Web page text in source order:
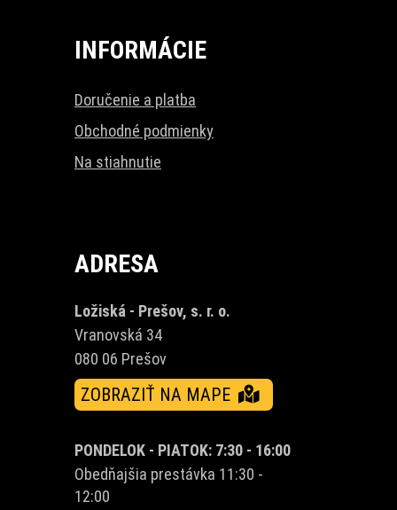
INFORMÁCIE
Doručenie a platba
Obchodné podmienky
Na stiahnutie
ADRESA
Ložiská - Prešov, s. r. o.
Vranovská 34
080 06 Prešov
ZOBRAZIŤ NA MAPE
PONDELOK - PIATOK: 7:30 - 16:00
Obedňajšia prestávka 11:30 -
12:00